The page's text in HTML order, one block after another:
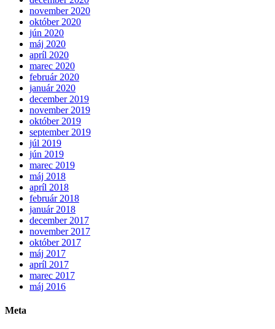
november 2020
október 2020
jún 2020
máj 2020
apríl 2020
marec 2020
február 2020
január 2020
december 2019
november 2019
október 2019
september 2019
júl 2019
jún 2019
marec 2019
máj 2018
apríl 2018
február 2018
január 2018
december 2017
november 2017
október 2017
máj 2017
apríl 2017
marec 2017
máj 2016
Meta